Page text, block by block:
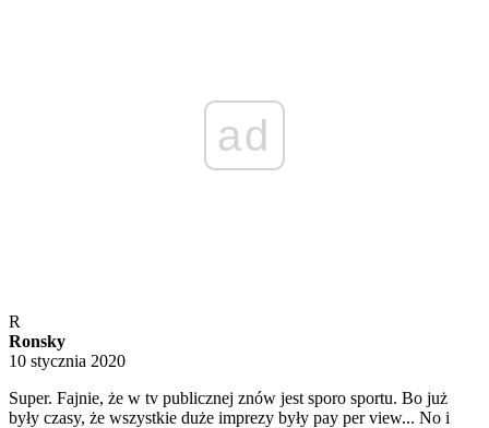
ad
R
Ronsky
10 stycznia 2020
Super. Fajnie, że w tv publicznej znów jest sporo sportu. Bo już
były czasy, że wszystkie duże imprezy były pay per view... No i